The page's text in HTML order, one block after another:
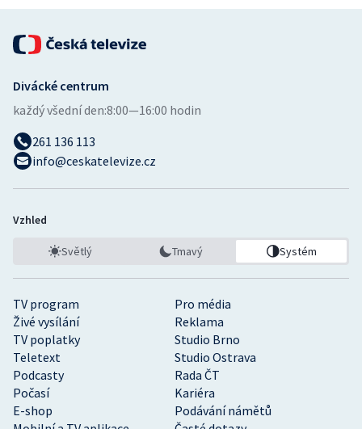
TV program
Pro média
Živé vysílání
Reklama
TV poplatky
Studio Brno
Teletext
Studio Ostrava
Podcasty
Rada ČT
Počasí
Kariéra
E-shop
Podávání námětů
Divácké centrum
každý všední den:8:00—16:00 hodin
261 136 113
info@ceskatelevize.cz
Vzhled
Světlý Tmavý Systém